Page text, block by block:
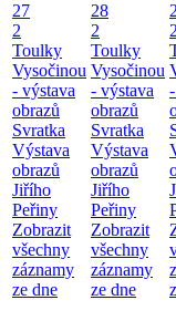
27
2
Toulky
Vysočinou
- výstava
obrazů
Svratka
Výstava
obrazů
Jiřího
Peřiny
Zobrazit
všechny
záznamy
ze dne
28
2
Toulky
Vysočinou
- výstava
obrazů
Svratka
Výstava
obrazů
Jiřího
Peřiny
Zobrazit
všechny
záznamy
ze dne
2